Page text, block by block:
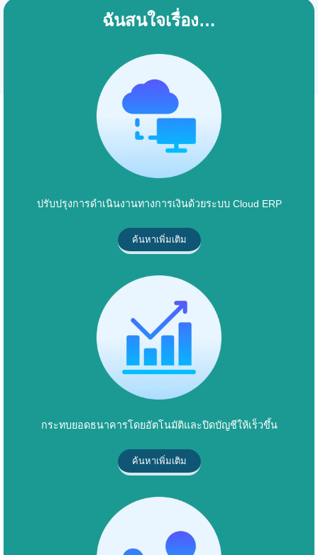
ฉันสนใจเรื่อง…
ปรับปรุงการดำเนินงานทางการเงินด้วยระบบ Cloud ERP
ค้นหาเพิ่มเติม
กระทบยอดธนาคารโดยอัตโนมัติและปิดบัญชีให้เร็วขึ้น
ค้นหาเพิ่มเติม